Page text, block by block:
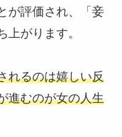
が評価され、「妾
上がります。
れるのは嬉しい反
進むのが女の人生